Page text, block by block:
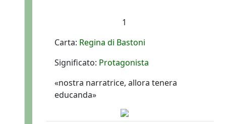
1
Carta: Regina di Bastoni
Significato: Protagonista
«nostra narratrice, allora tenera
educanda»